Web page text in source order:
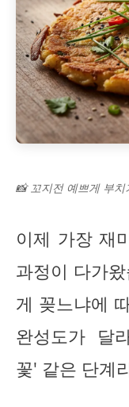
📸 꼬지전 예쁘게 부
이제 가장 재
과정이 다가
게 꽂느냐에
완성도가 달
꽃' 같은 단계